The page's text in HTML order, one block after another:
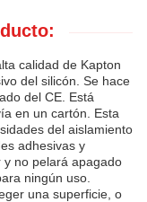
calidad de Kapton
del silicón. Se hace
del CE. Está
en un cartón. Esta
del aislamiento
adhesivas y
no pelará apagado
ningún uso.
una superficie, o